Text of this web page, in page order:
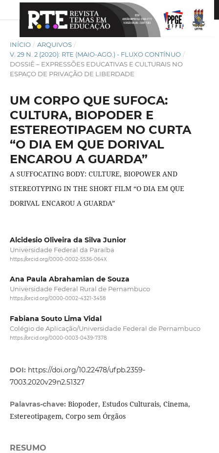
INÍCIO / ARQUIVOS /
V. 29 N. 2 (2020): RTE (MAIO-AGO.) - FLUXO CONTÍNUO /
DOSSIÊ – EXPRESSÕES EDUCATIVAS E CULTURAIS NO
ESPAÇO DE PRIVAÇÃO DE LIBERDADE
UM CORPO QUE SUFOCA:
CULTURA, BIOPODER E
ESTEREOTIPAGEM NO CURTA
“O DIA EM QUE DORIVAL
ENCAROU A GUARDA”
A SUFFOCATING BODY: CULTURE, BIOPOWER AND
STEREOTYPING IN THE SHORT FILM “O DIA EM QUE
DORIVAL ENCAROU A GUARDA”
Alcidesio Oliveira da Silva Junior
Universidade Federal da Paraíba
https://orcid.org/0000-0002-5536-064X
Ana Paula Abrahamian de Souza
Universidade Federal Rural de Pernambuco
https://orcid.org/0000-0002-4321-3458
Fabiana Souto Lima Vidal
Colégio de Aplicação/Universidade Federal de Pernambuco
https://orcid.org/0000-0003-0439-7378
DOI: https://doi.org/10.22478/ufpb.2359-
7003.2020v29n2.51327
Palavras-chave: Biopoder, Estudos Culturais, Cinema,
Estereotipagem, Corpo sem Órgãos
RESUMO